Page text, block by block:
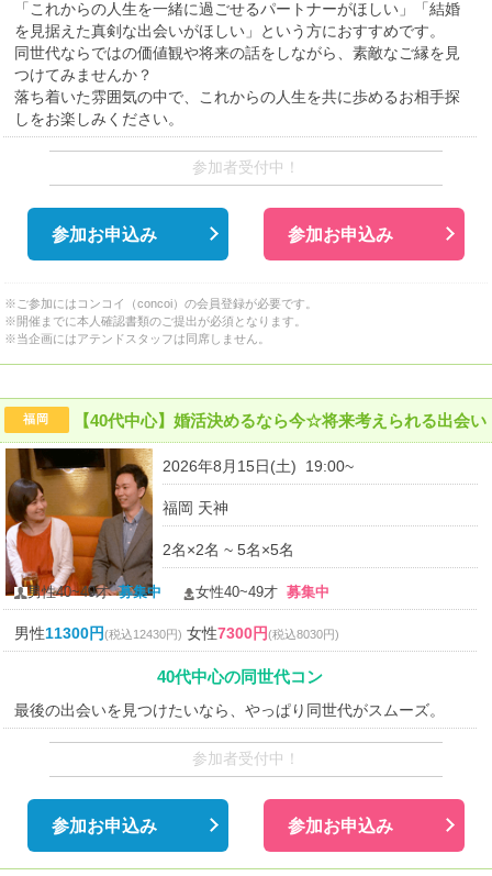
「これからの人生を一緒に過ごせるパートナーがほしい」「結婚
を見据えた真剣な出会いがほしい」という方におすすめです。
同世代ならではの価値観や将来の話をしながら、素敵なご縁を見
つけてみませんか？
落ち着いた雰囲気の中で、これからの人生を共に歩めるお相手探
しをお楽しみください。
参加者受付中！
参加お申込み 参加お申込み
※ご参加にはコンコイ（concoi）の会員登録が必要です。
※開催までに本人確認書類のご提出が必須となります。
※当企画にはアテンドスタッフは同席しません。
福岡 【40代中心】婚活決めるなら今☆将来考えられる出会い
2026年8月15日(土) 19:00~
福岡 天神
2名×2名 ~ 5名×5名
男性40~49才募集中 女性40~49才募集中
男性11300円(税込12430円) 女性7300円(税込8030円)
40代中心の同世代コン
最後の出会いを見つけたいなら、やっぱり同世代がスムーズ。
参加者受付中！
参加お申込み 参加お申込み